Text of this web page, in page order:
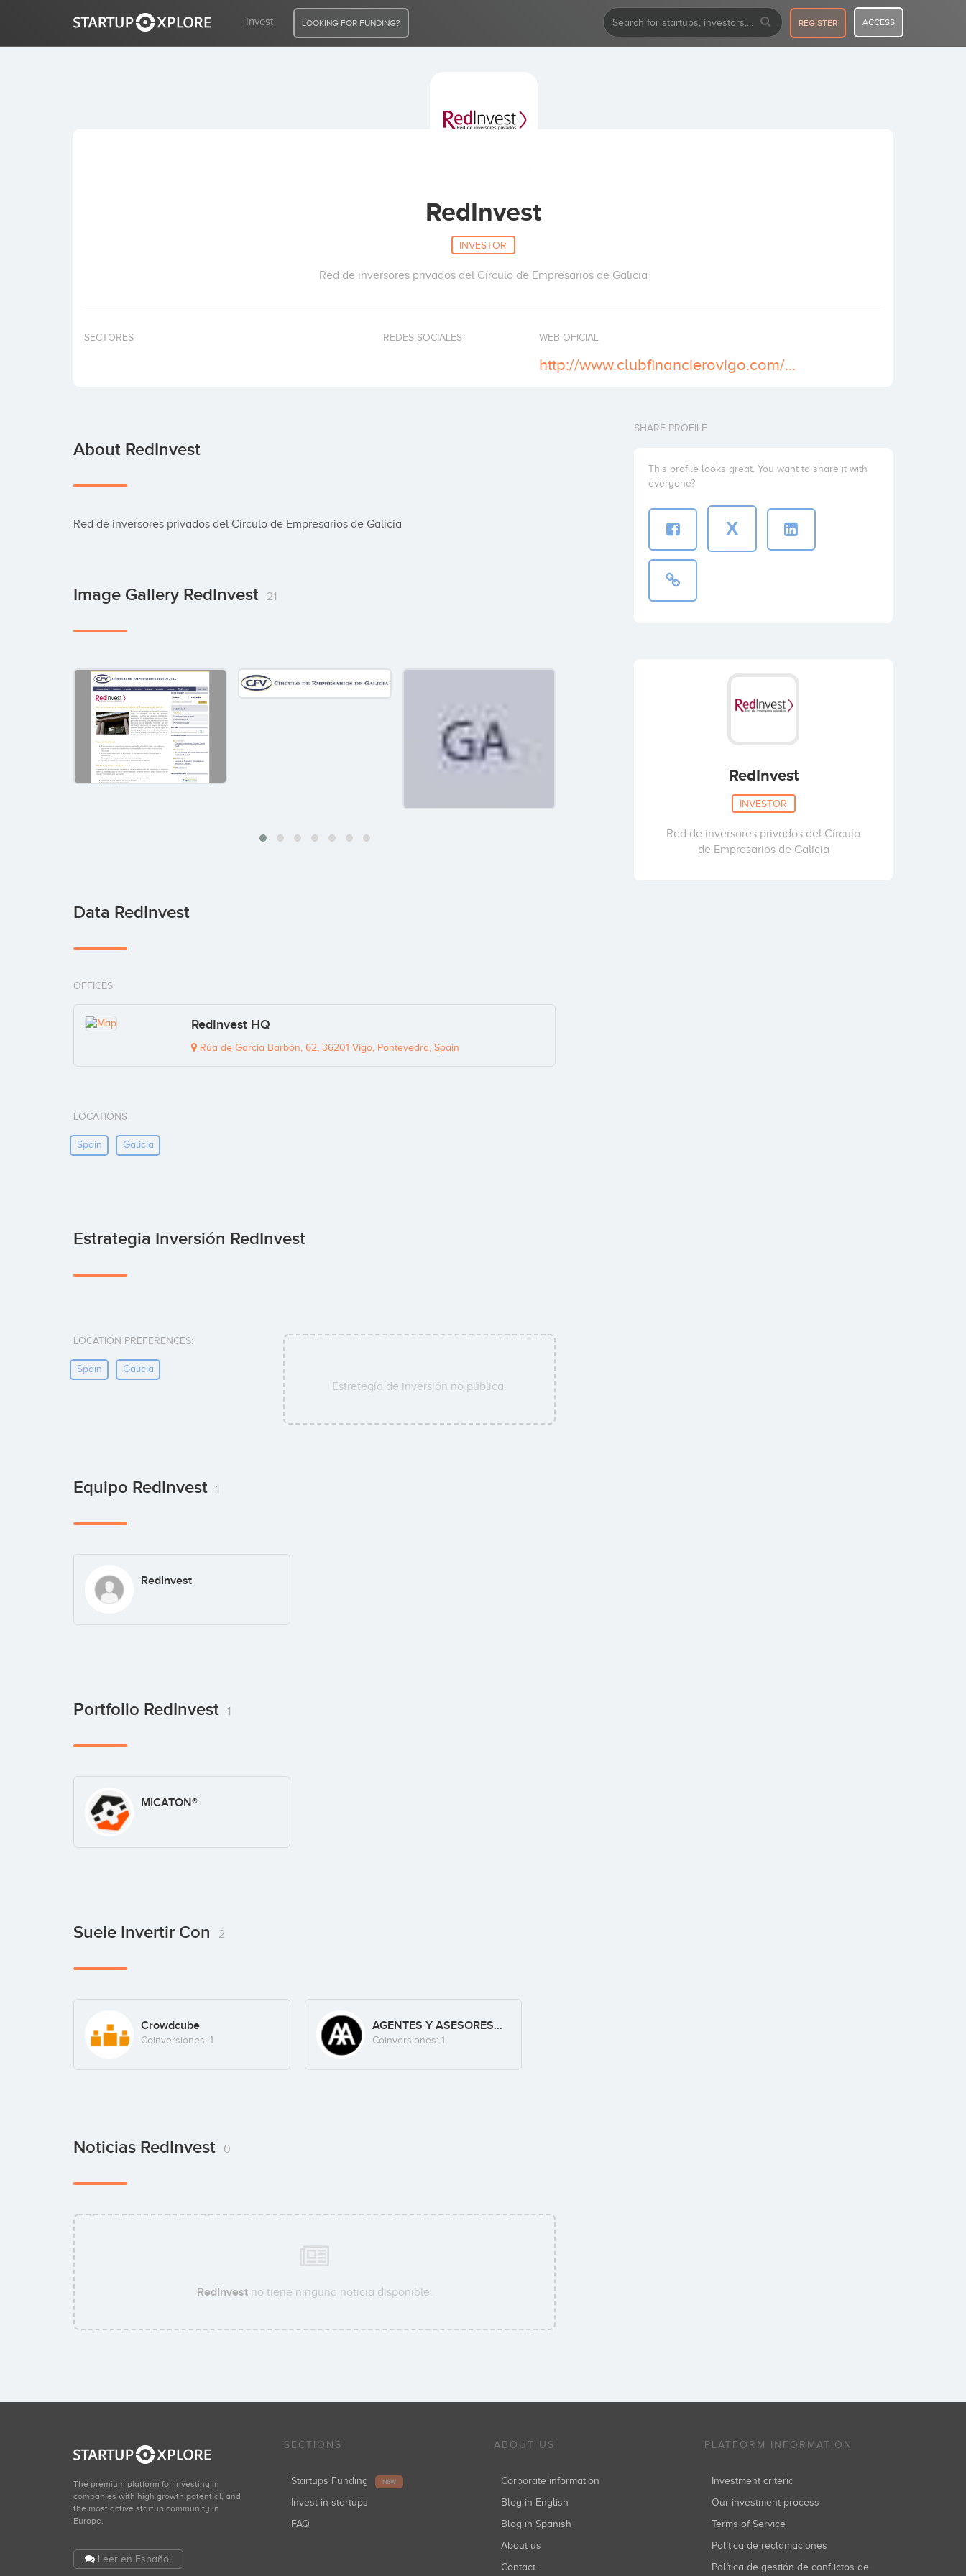
Invest LOOKING FOR FUNDING? REGISTER ACCESS
RedInvest
INVESTOR
Red de inversores privados del Círculo de Empresarios de Galicia
SECTORES REDES SOCIALES WEB OFICIAL
http://www.clubfinancierovigo.com/area_redinvest.asp
About RedInvest
Red de inversores privados del Círculo de Empresarios de Galicia
Image Gallery RedInvest 21
Data RedInvest
OFFICES
RedInvest HQ
Rúa de García Barbón, 62, 36201 Vigo, Pontevedra, Spain
LOCATIONS
Spain Galicia
Estrategia Inversión RedInvest
LOCATION PREFERENCES:
Spain Galicia
Estretegía de inversión no pública.
Equipo RedInvest 1
RedInvest
Portfolio RedInvest 1
MICATON®
Suele Invertir Con 2
Crowdcube
Coinversiones: 1
AGENTES Y ASESORES FINANCIEROS, S.L.
Coinversiones: 1
Noticias RedInvest 0
RedInvestno tiene ninguna noticia disponible.
SHARE PROFILE
This profile looks great. You want to share it with
everyone?
X
RedInvest
INVESTOR
Red de inversores privados del Círculo
de Empresarios de Galicia
The premium platform for investing in
companies with high growth potential, and
the most active startup community in
Europe.
Leer en Español
SECTIONS
Startups Funding NEW
Invest in startups
FAQ
ABOUT US
Corporate information
Blog in English
Blog in Spanish
About us
Contact
PLATFORM INFORMATION
Investment criteria
Our investment process
Terms of Service
Política de reclamaciones
Política de gestión de conflictos de